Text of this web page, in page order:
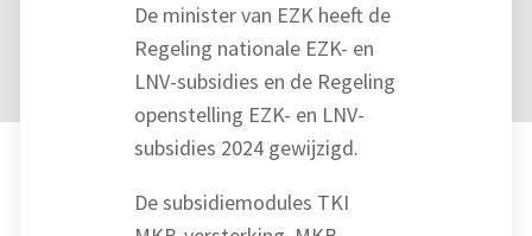
De minister van EZK heeft de
Regeling nationale EZK- en
LNV-subsidies en de Regeling
openstelling EZK- en LNV-
subsidies 2024 gewijzigd.
De subsidiemodules TKI